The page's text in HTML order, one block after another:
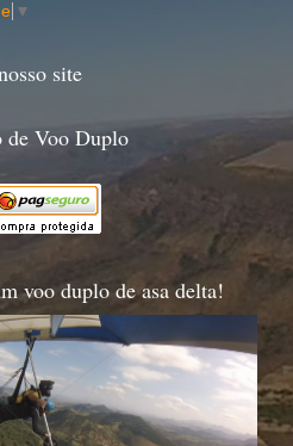
▼
site
de Voo Duplo
voo duplo de asa delta!